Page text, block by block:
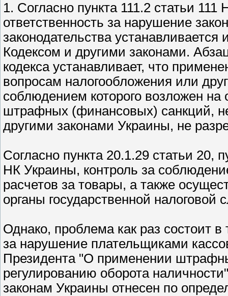
1. Согласно пункта 111.2 статьи
ответственность за нарушение
законодательства
Кодексом и другими законами.
кодекса устанавливает, что
вопросам налогообложения или
соблюдением которого возложен на
штрафных (финансовых) санкций,
другими законами Украины, не
Согласно пункта 20.1.29 статьи 20,
НК Украины, контроль за
расчетов за товары, а также
органы государственной налоговой
Однако, проблема как раз состоит
за нарушение плательщиками
Президента "О применении
регулированию оборота
законам Украины отнесен по